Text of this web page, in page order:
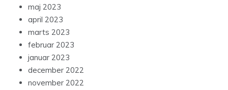
maj 2023
april 2023
marts 2023
februar 2023
januar 2023
december 2022
november 2022